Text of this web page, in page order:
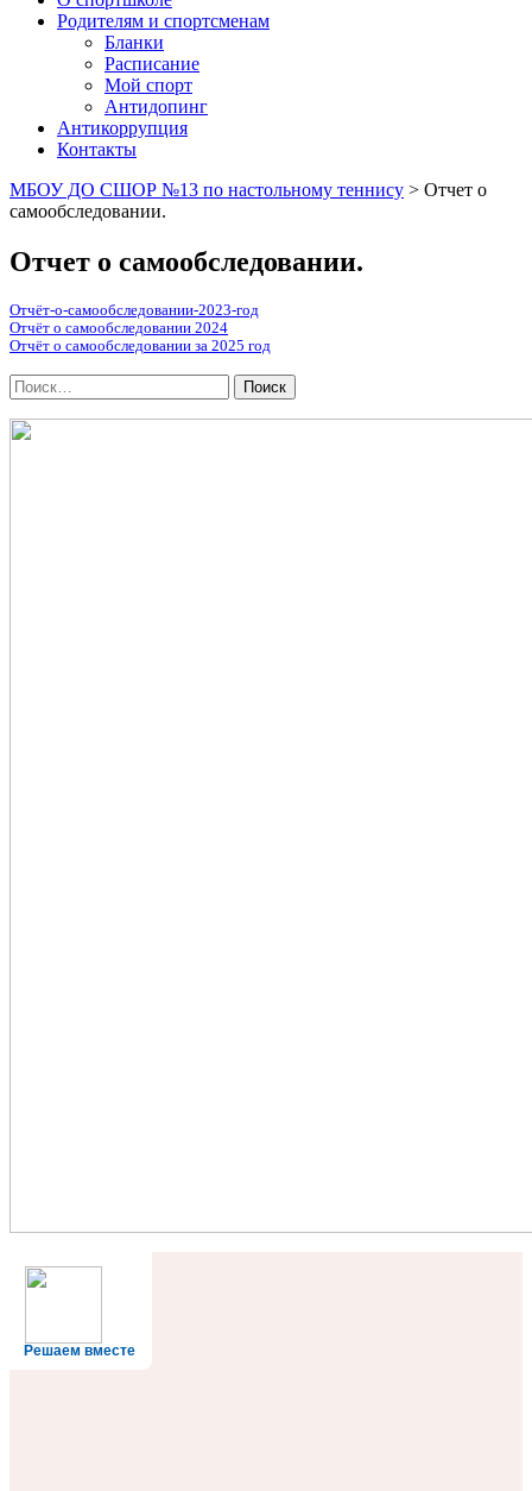
Родителям и спортсменам
Бланки
Расписание
Мой спорт
Антидопинг
Антикоррупция
Контакты
МБОУ ДО СШОР №13 по настольному теннису > Отчет о
самообследовании.
Отчет о самообследовании.
Отчёт-о-самообследовании-2023-год
Отчёт о самообследовании 2024
Отчёт о самообследовании за 2025 год
Поиск
по:
Решаем вместе